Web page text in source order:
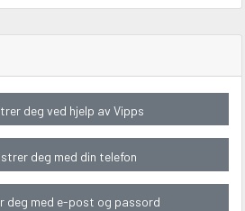
deg ved hjelp av Vipps
deg med din telefon
deg med e-post og passord